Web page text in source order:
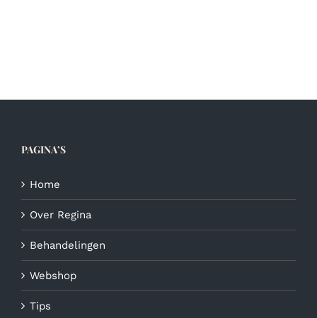
PAGINA’S
Home
Over Regina
Behandelingen
Webshop
Tips